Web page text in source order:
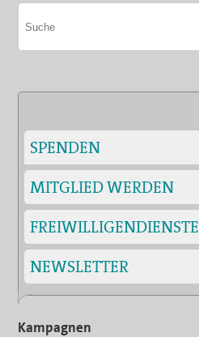
SPENDEN
MITGLIED WERDEN
FREIWILLIGENDIENSTE
NEWSLETTER
Kampagnen